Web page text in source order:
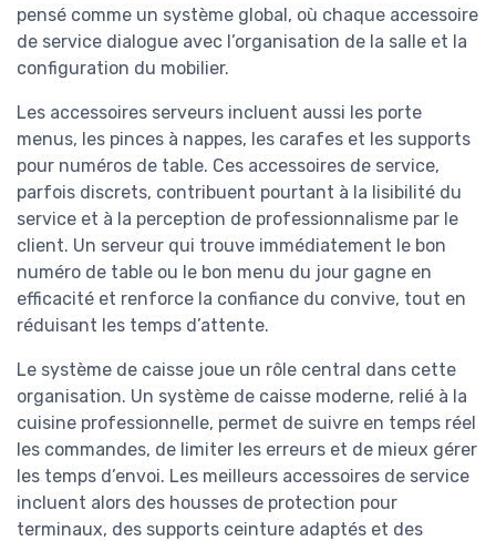
pensé comme un système global, où chaque accessoire
de service dialogue avec l’organisation de la salle et la
configuration du mobilier.
Les accessoires serveurs incluent aussi les porte
menus, les pinces à nappes, les carafes et les supports
pour numéros de table. Ces accessoires de service,
parfois discrets, contribuent pourtant à la lisibilité du
service et à la perception de professionnalisme par le
client. Un serveur qui trouve immédiatement le bon
numéro de table ou le bon menu du jour gagne en
efficacité et renforce la confiance du convive, tout en
réduisant les temps d’attente.
Le système de caisse joue un rôle central dans cette
organisation. Un système de caisse moderne, relié à la
cuisine professionnelle, permet de suivre en temps réel
les commandes, de limiter les erreurs et de mieux gérer
les temps d’envoi. Les meilleurs accessoires de service
incluent alors des housses de protection pour
terminaux, des supports ceinture adaptés et des